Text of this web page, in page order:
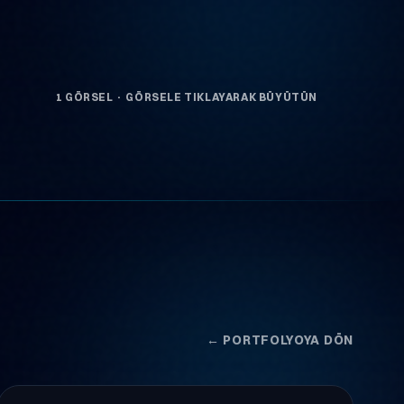
1 GÖRSEL · GÖRSELE TIKLAYARAK BÜYÜTÜN
← PORTFOLYOYA DÖN